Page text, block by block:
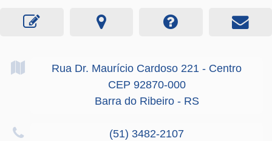
Rua Dr. Maurício Cardoso 221 - Centro
CEP 92870-000
Barra do Ribeiro - RS
(51) 3482-2107